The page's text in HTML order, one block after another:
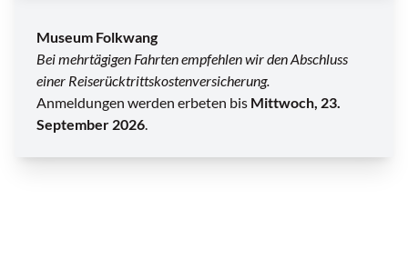
Museum Folkwang
Bei mehrtägigen Fahrten empfehlen wir den Abschluss
einer Reiserücktrittskostenversicherung.
Anmeldungen werden erbeten bis Mittwoch, 23.
September 2026.